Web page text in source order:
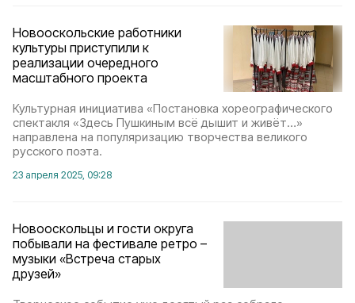
Новооскольские работники
культуры приступили к
реализации очередного
масштабного проекта
Культурная инициатива «Постановка хореографического
спектакля «Здесь Пушкиным всё дышит и живёт…»
направлена на популяризацию творчества великого
русского поэта.
23 апреля 2025, 09:28
Новооскольцы и гости округа
побывали на фестивале ретро –
музыки «Встреча старых
друзей»